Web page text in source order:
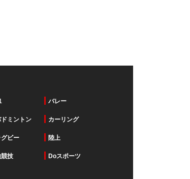
バレー
ミントン カーリング
グビー 陸上
技 Doスポーツ